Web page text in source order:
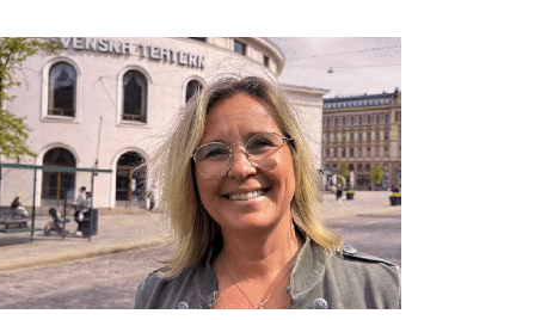
Press
Jobba hos oss
Nyhetsbrev
Svenska Teatern Live